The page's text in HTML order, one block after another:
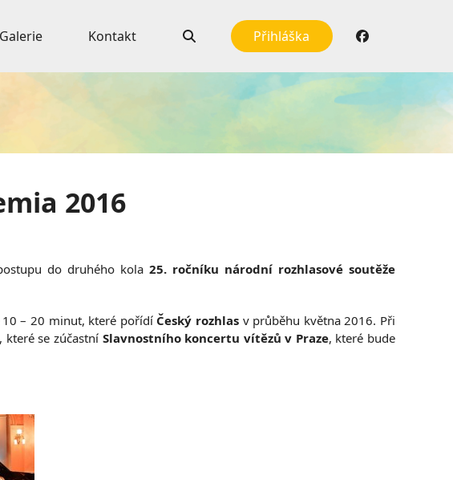
Galerie Kontakt Přihláška
2016
do druhého kola 25. ročníku národní rozhlasové soutěže
10 – 20 minut, které pořídí Český rozhlas v průběhu května 2016. Při
se zúčastní Slavnostního koncertu vítězů v Praze, které bude